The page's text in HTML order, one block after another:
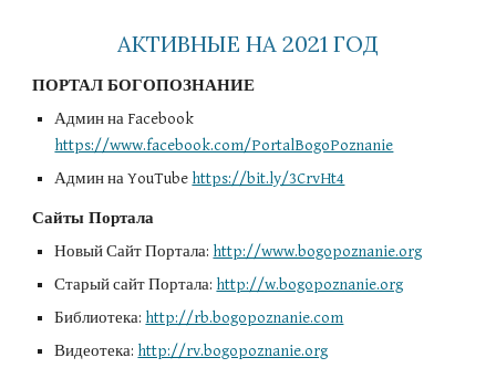
АКТИВНЫЕ НА 2021 ГОД
ПОРТАЛ БОГОПОЗНАНИЕ
https://www.facebook.com/PortalBogoPoznanie
Админ на YouTube https://bit.ly/3CrvHt4
Сайты Портала
Новый Сайт Портала: http://www.bogopoznanie.org
Старый сайт Портала: http://w.bogopoznanie.org
Библиотека: http://rb.bogopoznanie.com
Видеотека: http://rv.bogopoznanie.org